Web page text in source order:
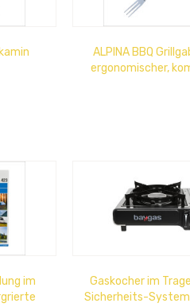
ALPINA BBQ
ergonomischer,
im
Gaskocher im
Sicherheits-